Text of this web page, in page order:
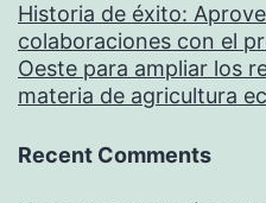
Historia de éxito:
colaboraciones con el
Oeste para ampliar los
materia de agricultura
Recent Comments